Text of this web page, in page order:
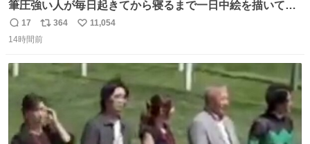
筆圧強い人が毎日起きてから寝るまで一日中絵を描いてる
とこうなる。 異常事態です。
返
信
17
リ
ポ
ト
364
い
数
11,054
14時間前